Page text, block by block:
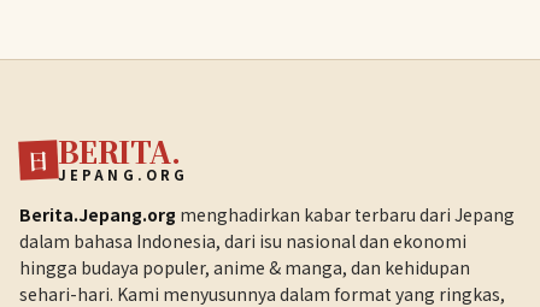
日 BERITA.
JEPANG.ORG
Berita.Jepang.org menghadirkan kabar terbaru dari Jepang
dalam bahasa Indonesia, dari isu nasional dan ekonomi
hingga budaya populer, anime & manga, dan kehidupan
sehari-hari. Kami menyusunnya dalam format yang ringkas,